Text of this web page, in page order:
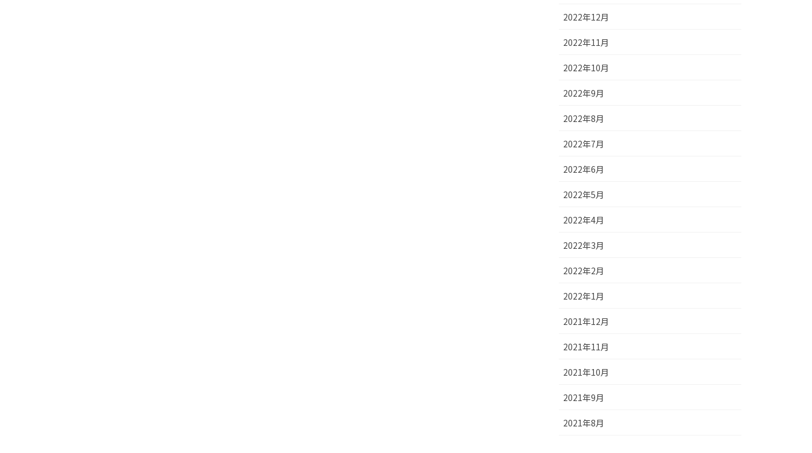
2022年12月
2022年11月
2022年10月
2022年9月
2022年8月
2022年7月
2022年6月
2022年5月
2022年4月
2022年3月
2022年2月
2022年1月
2021年12月
2021年11月
2021年10月
2021年9月
2021年8月